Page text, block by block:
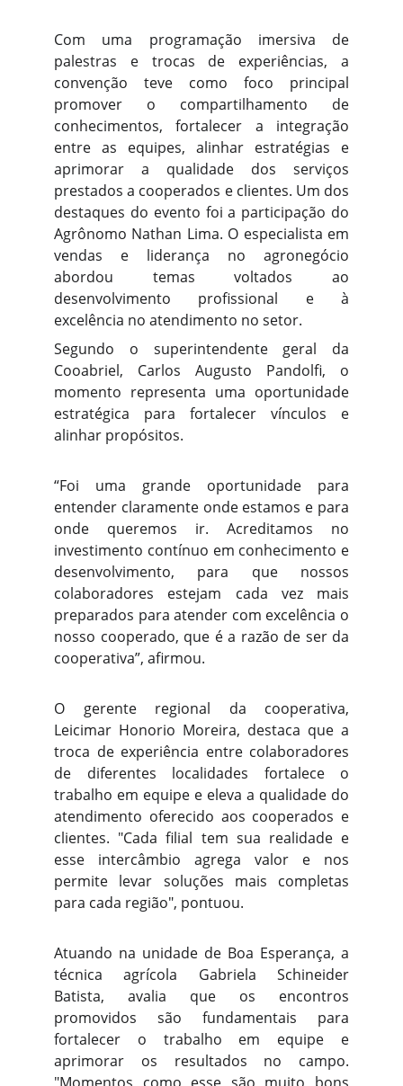
Com uma programação imersiva de
palestras e trocas de experiências, a
convenção teve como foco principal
promover o compartilhamento de
conhecimentos, fortalecer a integração
entre as equipes, alinhar estratégias e
aprimorar a qualidade dos serviços
prestados a cooperados e clientes. Um dos
destaques do evento foi a participação do
Agrônomo Nathan Lima. O especialista em
vendas e liderança no agronegócio
abordou temas voltados ao
desenvolvimento profissional e à
excelência no atendimento no setor.
Segundo o superintendente geral da
Cooabriel, Carlos Augusto Pandolfi, o
momento representa uma oportunidade
estratégica para fortalecer vínculos e
alinhar propósitos.
“Foi uma grande oportunidade para
entender claramente onde estamos e para
onde queremos ir. Acreditamos no
investimento contínuo em conhecimento e
desenvolvimento, para que nossos
colaboradores estejam cada vez mais
preparados para atender com excelência o
nosso cooperado, que é a razão de ser da
cooperativa”, afirmou.
O gerente regional da cooperativa,
Leicimar Honorio Moreira, destaca que a
troca de experiência entre colaboradores
de diferentes localidades fortalece o
trabalho em equipe e eleva a qualidade do
atendimento oferecido aos cooperados e
clientes. "Cada filial tem sua realidade e
esse intercâmbio agrega valor e nos
permite levar soluções mais completas
para cada região", pontuou.
Atuando na unidade de Boa Esperança, a
técnica agrícola Gabriela Schineider
Batista, avalia que os encontros
promovidos são fundamentais para
fortalecer o trabalho em equipe e
aprimorar os resultados no campo.